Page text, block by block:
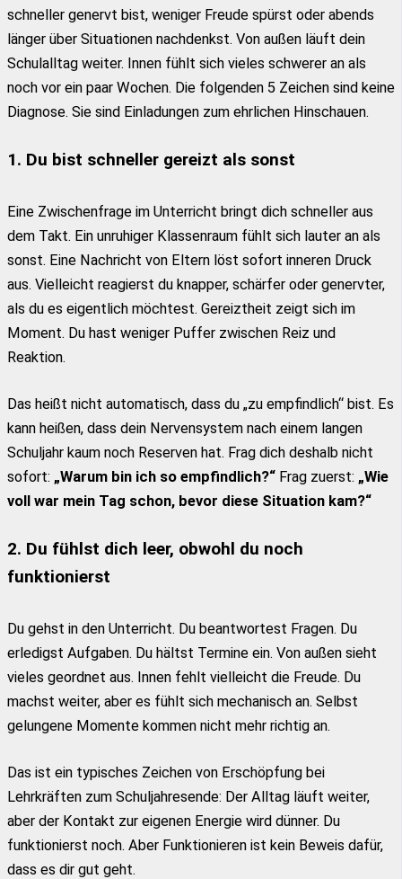
schneller genervt bist, weniger Freude spürst oder abends
länger über Situationen nachdenkst. Von außen läuft dein
Schulalltag weiter. Innen fühlt sich vieles schwerer an als
noch vor ein paar Wochen. Die folgenden 5 Zeichen sind keine
Diagnose. Sie sind Einladungen zum ehrlichen Hinschauen.
1. Du bist schneller gereizt als sonst
Eine Zwischenfrage im Unterricht bringt dich schneller aus
dem Takt. Ein unruhiger Klassenraum fühlt sich lauter an als
sonst. Eine Nachricht von Eltern löst sofort inneren Druck
aus. Vielleicht reagierst du knapper, schärfer oder genervter,
als du es eigentlich möchtest. Gereiztheit zeigt sich im
Moment. Du hast weniger Puffer zwischen Reiz und
Reaktion.
Das heißt nicht automatisch, dass du „zu empfindlich“ bist. Es
kann heißen, dass dein Nervensystem nach einem langen
Schuljahr kaum noch Reserven hat. Frag dich deshalb nicht
sofort: „Warum bin ich so empfindlich?“ Frag zuerst: „Wie
voll war mein Tag schon, bevor diese Situation kam?“
2. Du fühlst dich leer, obwohl du noch
funktionierst
Du gehst in den Unterricht. Du beantwortest Fragen. Du
erledigst Aufgaben. Du hältst Termine ein. Von außen sieht
vieles geordnet aus. Innen fehlt vielleicht die Freude. Du
machst weiter, aber es fühlt sich mechanisch an. Selbst
gelungene Momente kommen nicht mehr richtig an.
Das ist ein typisches Zeichen von Erschöpfung bei
Lehrkräften zum Schuljahresende: Der Alltag läuft weiter,
aber der Kontakt zur eigenen Energie wird dünner. Du
funktionierst noch. Aber Funktionieren ist kein Beweis dafür,
dass es dir gut geht.